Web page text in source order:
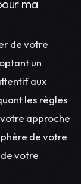
ma
de votre
un
aux
les règles
approche
de votre
votre